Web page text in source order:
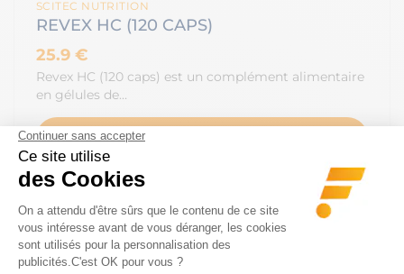
SCITEC NUTRITION
REVEX HC (120 CAPS)
25.9 €
Revex HC (120 caps) est un complément alimentaire
en gélules de…
VOIR LE PRODUIT
En attendant la création de ce supplément, il vous
reste à consommer de la leucine (la plupart des
aliments riches en protéines en contiennent, lait,
viande, poisson, oeufs… mais aussi arachides, germe